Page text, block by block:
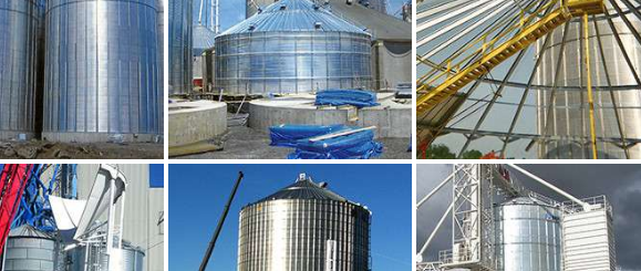
POUR AGRANDIR CLIQUEZ POUR AGRANDIR CLIQUEZ POUR AGRANDIR